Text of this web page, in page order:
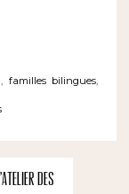
familles bilingues
des